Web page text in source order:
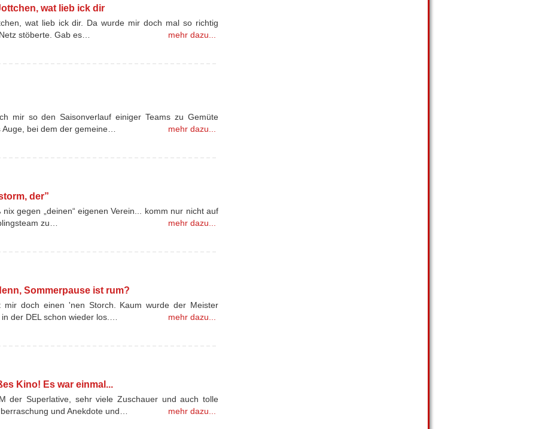
wat lieb ick dir
wat lieb ick dir. Da wurde mir doch mal so richtig
stöberte. Gab es…
mehr dazu...
mir so den Saisonverlauf einiger Teams zu Gemüte
bei dem der gemeine…
mehr dazu...
der”
gegen „deinen“ eigenen Verein... komm nur nicht auf
zu…
mehr dazu...
Sommerpause ist rum?
mir doch einen 'nen Storch. Kaum wurde der Meister
der DEL schon wieder los.…
mehr dazu...
Kino! Es war einmal...
der Superlative, sehr viele Zuschauer und auch tolle
und Anekdote und…
mehr dazu...